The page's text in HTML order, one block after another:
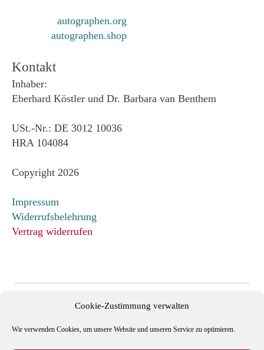
Cookie-Zustimmung verwalten
Wir verwenden Cookies, um unsere Website und unseren Service zu optimieren.
autographen.org
autographen.shop
Kontakt
Inhaber:
Eberhard Köstler und Dr. Barbara van Benthem
USt.-Nr.: DE 3012 10036
HRA 104084
Copyright 2026
Impressum
Widerrufsbelehrung
Vertrag widerrufen